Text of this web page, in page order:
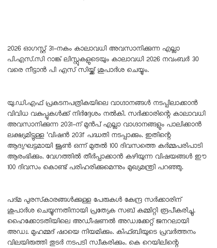
2026 ഓഗസ്റ്റ് 31-നകം കാലാവധി അവസാനിക്കുന്ന എല്ലാ
പി.എസ്.സി റാങ്ക് ലിസ്റ്റുകളുടെയും കാലാവധി 2026 നവംബർ 30
വരെ നീട്ടാൻ പി എസ് സിയ്ക്ക് ശുപാർശ ചെയ്യും.
യു.ഡി.എഫ് പ്രകടനപത്രികയിലെ വാഗ്ദാനങ്ങൾ നടപ്പിലാക്കാൻ
വിവിധ വകുപ്പുകൾക്ക് നിർദ്ദേശം നൽകി. സർക്കാരിന്റെ കാലാവധി
അവസാനിക്കുന്ന 2031-ന് മുൻപ് എല്ലാ വാഗ്ദാനങ്ങളും പാലിക്കാൻ
ലക്ഷ്യമിട്ടുള്ള ‘വിഷൻ 2031’ പദ്ധതി നടപ്പാക്കും. ഇതിന്റെ
ആദ്യഘട്ടമായി ജൂൺ ഒന്ന് മുതൽ 100 ദിവസത്തെ കർമ്മപരിപാടി
ആരംഭിക്കും. വേഗത്തിൽ തീർപ്പാക്കാൻ കഴിയുന്ന വിഷയങ്ങൾ ഈ
100 ദിവസം കൊണ്ട് പരിഹരിക്കുമെന്നും മുഖ്യമന്ത്രി പറഞ്ഞു.
പദ്മ പുരസ്‌കാരങ്ങൾക്കുള്ള പേരുകൾ കേന്ദ്ര സർക്കാരിന്
ശുപാർശ ചെയ്യുന്നതിനായി പ്രത്യേക സബ് കമ്മിറ്റി രൂപീകരിച്ചു.
ഹൈക്കോടതിയിലെ അഡീഷണൽ അഡ്വക്കേറ്റ് ജനറലായി
അഡ്വ. മുഹമ്മദ് ഷായെ നിയമിക്കും. കിഫ്ബിയുടെ പ്രവർത്തനം
വിലയിരുത്തി തുടർ നടപടി സ്വീകരിക്കും. കെ റെയിലിന്റെ